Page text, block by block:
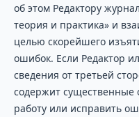
об этом Редактору
теория и практика» и
целью скорейшего
ошибок. Если Редактор
сведения от третьей
содержит существенные
работу или исправить